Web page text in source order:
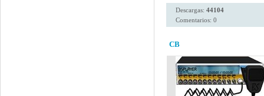
Descargas: 44104
Comentarios: 0
CB